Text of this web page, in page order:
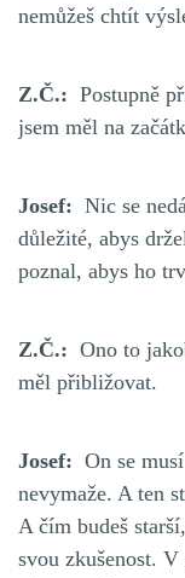
nemůžeš chtít
Z.Č.: Postupně
jsem měl na
Josef: Nic se
důležité, abys
poznal, abys ho
Z.Č.: Ono to
měl přibližovat.
Josef: On se
nevymaže. A ten
A čím budeš
svou zkušenost.